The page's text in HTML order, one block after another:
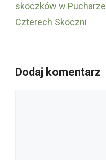
skoczków w
Czterech Skoczni
Dodaj komentarz